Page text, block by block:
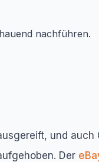
nachführen.
und
Der